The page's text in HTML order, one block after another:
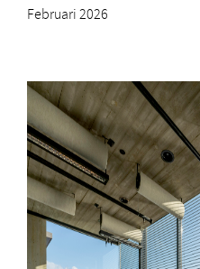
Februari 2026